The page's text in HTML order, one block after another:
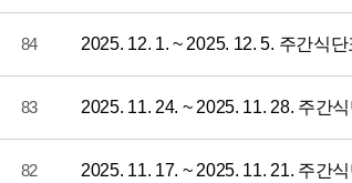
84 2025. 12. 1. ~ 2025. 12. 5. 주간식단
83 2025. 11. 24. ~ 2025. 11. 28. 주간
82 2025. 11. 17. ~ 2025. 11. 21. 주간